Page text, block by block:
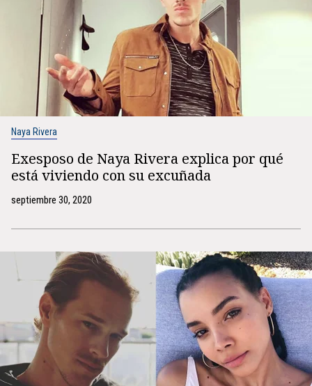
Naya Rivera
Exesposo de Naya Rivera explica por qué
está viviendo con su excuñada
septiembre 30, 2020